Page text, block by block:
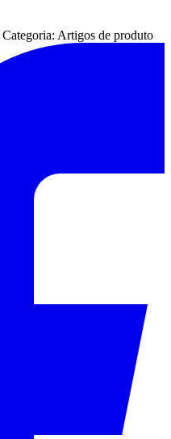
Categoria: Artigos de produto